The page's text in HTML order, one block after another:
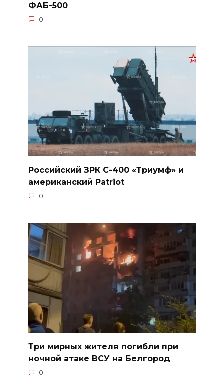
ФАБ-500
0
Российский ЗРК С-400 «Триумф» и
американский Patriot
0
Три мирных жителя погибли при
ночной атаке ВСУ на Белгород
0